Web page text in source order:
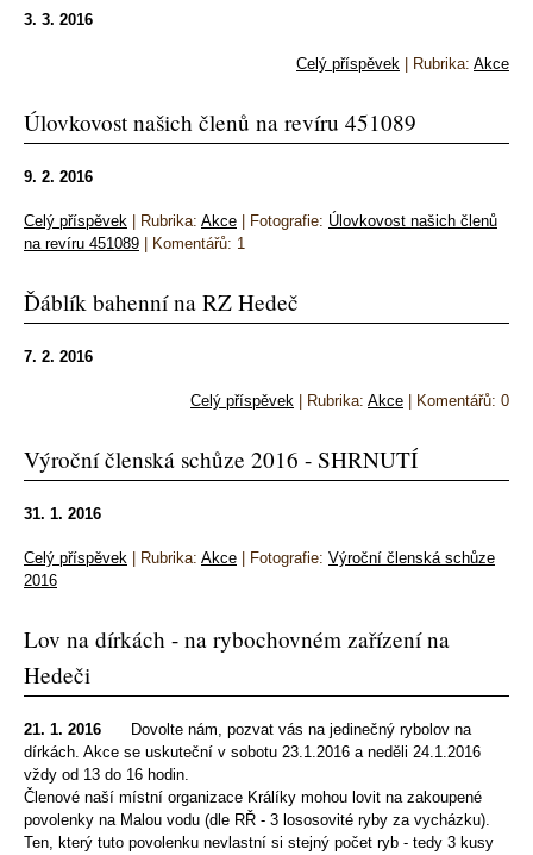
3. 3. 2016
Celý příspěvek Rubrika: Akce
Úlovkovost našich členů na revíru 451089
9. 2. 2016
Celý příspěvek Rubrika: Akce Fotografie: Úlovkovost našich členů
na revíru 451089
Komentářů: 1
Ďáblík bahenní na RZ Hedeč
7. 2. 2016
Celý příspěvek Rubrika: Akce Komentářů: 0
Výroční členská schůze 2016 - SHRNUTÍ
31. 1. 2016
Celý příspěvek Rubrika: Akce Fotografie: Výroční členská schůze
2016
Lov na dírkách - na rybochovném zařízení na
Hedeči
21. 1. 2016
Dovolte nám, pozvat vás na jedinečný rybolov na
dírkách. Akce se uskuteční v sobotu 23.1.2016 a neděli 24.1.2016
vždy od 13 do 16 hodin.
Členové naší místní organizace Králíky mohou lovit na zakoupené
povolenky na Malou vodu (dle RŘ - 3 lososovité ryby za vycházku).
Ten, který tuto povolenku nevlastní si stejný počet ryb - tedy 3 kusy